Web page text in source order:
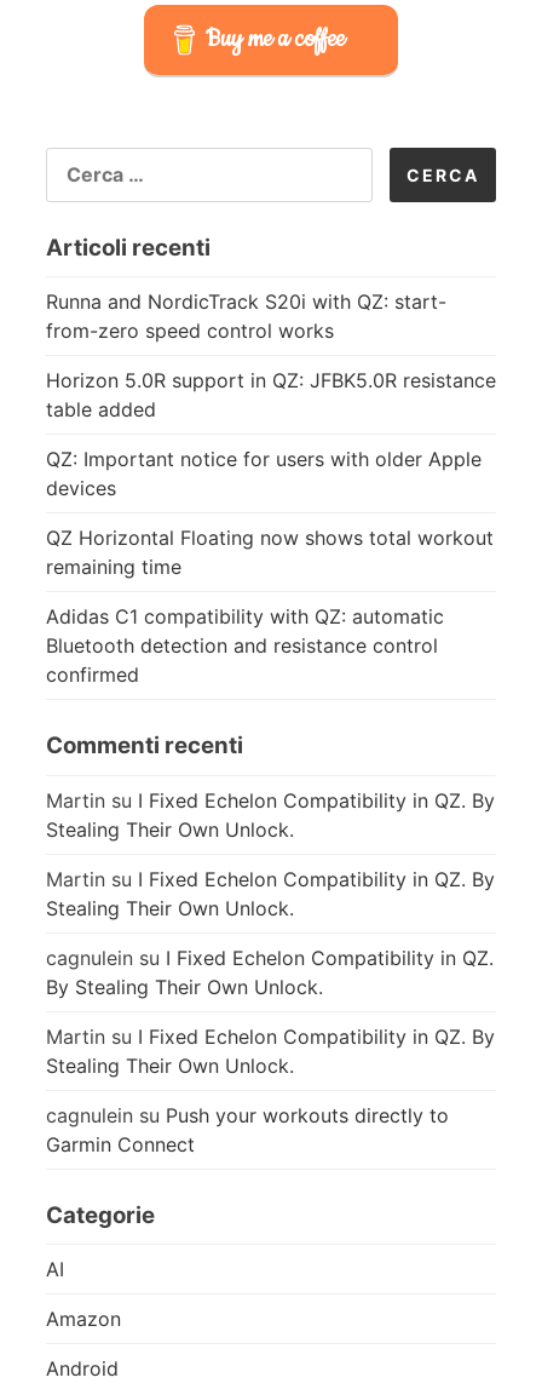
Buy me a coffee
PER:
Articoli recenti
Runna and NordicTrack S20i with QZ: start-
from-zero speed control works
Horizon 5.0R support in QZ: JFBK5.0R resistance
table added
QZ: Important notice for users with older Apple
devices
QZ Horizontal Floating now shows total workout
remaining time
Adidas C1 compatibility with QZ: automatic
Bluetooth detection and resistance control
confirmed
Commenti recenti
Martin su I Fixed Echelon Compatibility in QZ. By
Stealing Their Own Unlock.
Martin su I Fixed Echelon Compatibility in QZ. By
Stealing Their Own Unlock.
cagnulein su I Fixed Echelon Compatibility in QZ.
By Stealing Their Own Unlock.
Martin su I Fixed Echelon Compatibility in QZ. By
Stealing Their Own Unlock.
cagnulein su Push your workouts directly to
Garmin Connect
Categorie
AI
Amazon
Android